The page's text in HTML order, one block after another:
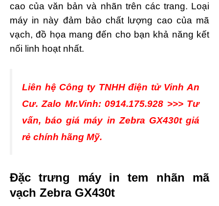
cao của văn bản và nhãn trên các trang. Loại
máy in này đảm bảo chất lượng cao của mã
vạch, đồ họa mang đến cho bạn khả năng kết
nối linh hoạt nhất.
Liên hệ Công ty TNHH điện tử Vinh An
Cư. Zalo Mr.Vinh: 0914.175.928 >>> Tư
vấn, báo giá máy in Zebra GX430t giá
rẻ chính hãng Mỹ.
Đặc trưng máy in tem nhãn mã
vạch Zebra GX430t